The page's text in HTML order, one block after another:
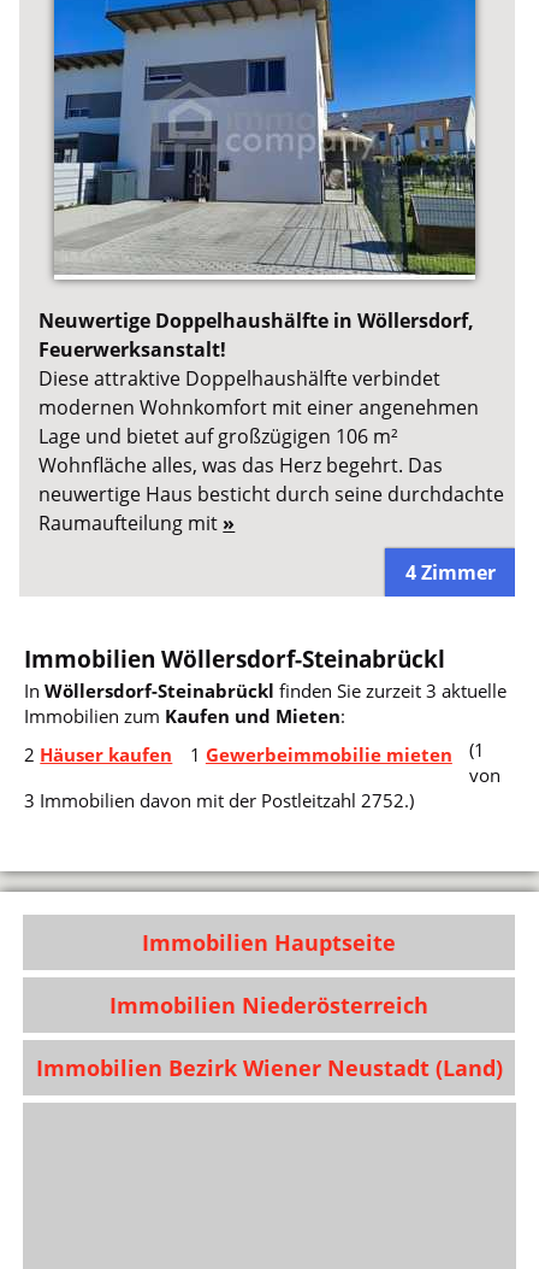
Neuwertige Doppelhaushälfte in Wöllersdorf,
Feuerwerksanstalt!
Diese attraktive Doppelhaushälfte verbindet
modernen Wohnkomfort mit einer angenehmen
Lage und bietet auf großzügigen 106 m²
Wohnfläche alles, was das Herz begehrt. Das
neuwertige Haus besticht durch seine durchdachte
Raumaufteilung mit »
4 Zimmer
Immobilien Wöllersdorf-Steinabrückl
InWöllersdorf-Steinabrückl finden Sie zurzeit 3 aktuelle
Immobilien zum Kaufen und Mieten:
2 Häuser kaufen 1 Gewerbeimmobilie mieten
(1
von
3 Immobilien davon mit der Postleitzahl 2752.)
Immobilien Hauptseite
Immobilien Niederösterreich
Immobilien Bezirk Wiener Neustadt (Land)